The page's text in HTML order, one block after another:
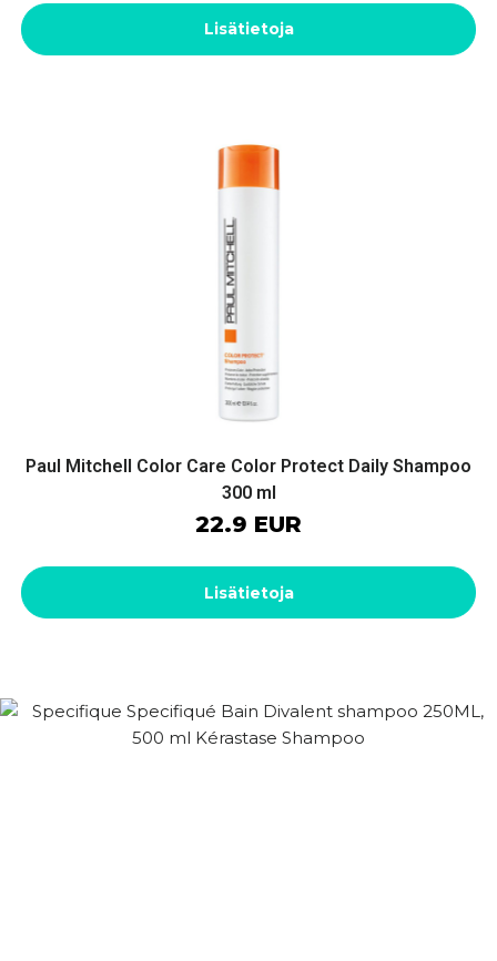
Lisätietoja
Paul Mitchell Color Care Color Protect Daily Shampoo
300 ml
22.9 EUR
Lisätietoja